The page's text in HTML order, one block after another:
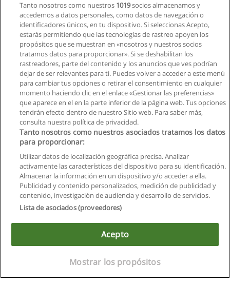
Reglas de uso
Privacidad de datos
Copyright © Educaedu Business S.L. - CIF : B-95610580: -
www.educaedu.com.ec
Tanto nosotros como nuestros 1019socios almacenamos y
accedemos a datos personales, como datos de navegación o
identificadores únicos, en tu dispositivo. Si seleccionas Acepto,
estarás permitiendo que las tecnologías de rastreo apoyen los
propósitos que se muestran en «nosotros y nuestros socios
tratamos datos para proporcionar». Si se deshabilitan los
rastreadores, parte del contenido y los anuncios que ves podrían
dejar de ser relevantes para ti. Puedes volver a acceder a este menú
para cambiar tus opciones o retirar el consentimiento en cualquier
momento haciendo clic en el enlace «Gestionar las preferencias»
que aparece en el en la parte inferior de la página web. Tus opciones
tendrán efecto dentro de nuestro Sitio web. Para saber más,
consulta nuestra política de privacidad.
Tanto nosotros como nuestros asociados tratamos los datos
para proporcionar:
Utilizar datos de localización geográfica precisa. Analizar
activamente las características del dispositivo para su identificación.
Almacenar la información en un dispositivo y/o acceder a ella.
Publicidad y contenido personalizados, medición de publicidad y
contenido, investigación de audiencia y desarrollo de servicios.
Lista de asociados (proveedores)
Acepto
Mostrar los propósitos